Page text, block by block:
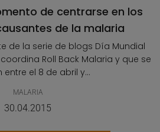
de centrarse en los
de la malaria
de la serie de blogs Día Mundial
Roll Back Malaria y que se
entre el 8 de abril y...
MALARIA
30.04.2015